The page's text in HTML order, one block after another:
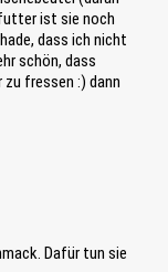
ist sie noch
dass ich nicht
schön, dass
fressen :) dann
Dafür tun sie